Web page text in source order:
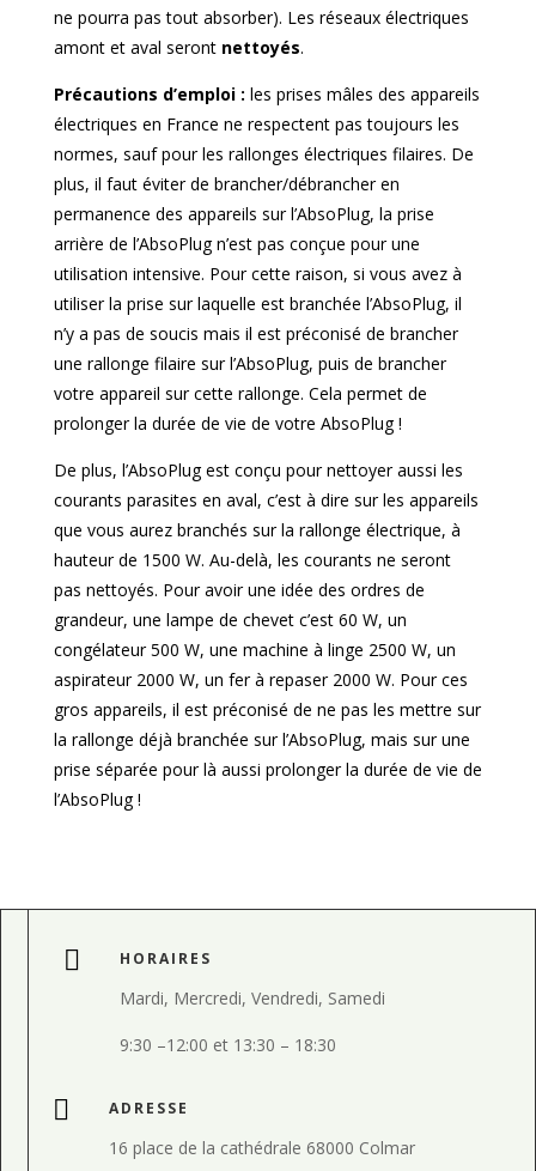
ne pourra pas tout absorber). Les réseaux électriques
amont et aval seront nettoyés.
Précautions d’emploi : les prises mâles des appareils
électriques en France ne respectent pas toujours les
normes, sauf pour les rallonges électriques filaires. De
plus, il faut éviter de brancher/débrancher en
permanence des appareils sur l’AbsoPlug, la prise
arrière de l’AbsoPlug n’est pas conçue pour une
utilisation intensive. Pour cette raison, si vous avez à
utiliser la prise sur laquelle est branchée l’AbsoPlug, il
n’y a pas de soucis mais il est préconisé de brancher
une rallonge filaire sur l’AbsoPlug, puis de brancher
votre appareil sur cette rallonge. Cela permet de
prolonger la durée de vie de votre AbsoPlug !
De plus, l’AbsoPlug est conçu pour nettoyer aussi les
courants parasites en aval, c’est à dire sur les appareils
que vous aurez branchés sur la rallonge électrique, à
hauteur de 1500 W. Au-delà, les courants ne seront
pas nettoyés. Pour avoir une idée des ordres de
grandeur, une lampe de chevet c’est 60 W, un
congélateur 500 W, une machine à linge 2500 W, un
aspirateur 2000 W, un fer à repaser 2000 W. Pour ces
gros appareils, il est préconisé de ne pas les mettre sur
la rallonge déjà branchée sur l’AbsoPlug, mais sur une
prise séparée pour là aussi prolonger la durée de vie de
l’AbsoPlug !
 HORAIRES
Mardi, Mercredi, Vendredi, Samedi
9:30 –12:00 et 13:30 – 18:30
 ADRESSE
16 place de la cathédrale 68000 Colmar